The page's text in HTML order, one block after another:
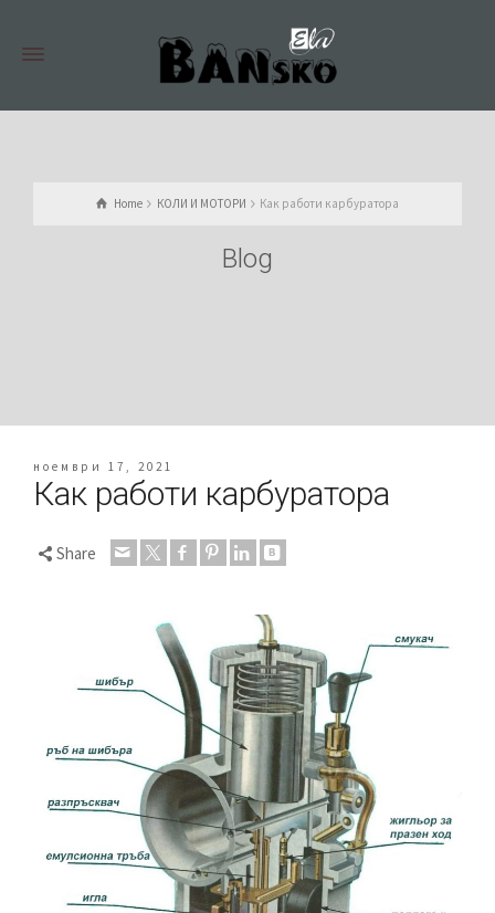
Home КОЛИ И МОТОРИ Как работи карбуратора
Blog
ноември 17, 2021
Как работи карбуратора
Share